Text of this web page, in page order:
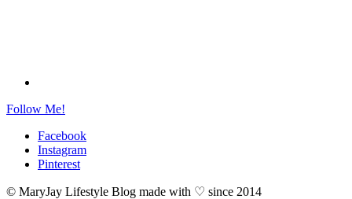
Follow Me!
Facebook
Instagram
Pinterest
© MaryJay Lifestyle Blog made with ♡ since 2014